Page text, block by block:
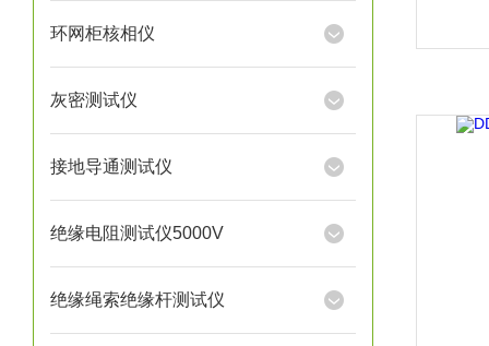
环网柜核相仪
灰密测试仪
接地导通测试仪
绝缘电阻测试仪5000V
绝缘绳索绝缘杆测试仪